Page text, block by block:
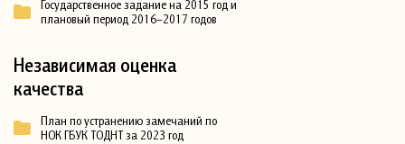
Государственное задание на 2015 год и
плановый период 2016–2017 годов
Независимая оценка
качества
План по устранению замечаний по
НОК ГБУК ТОДНТ за 2023 год